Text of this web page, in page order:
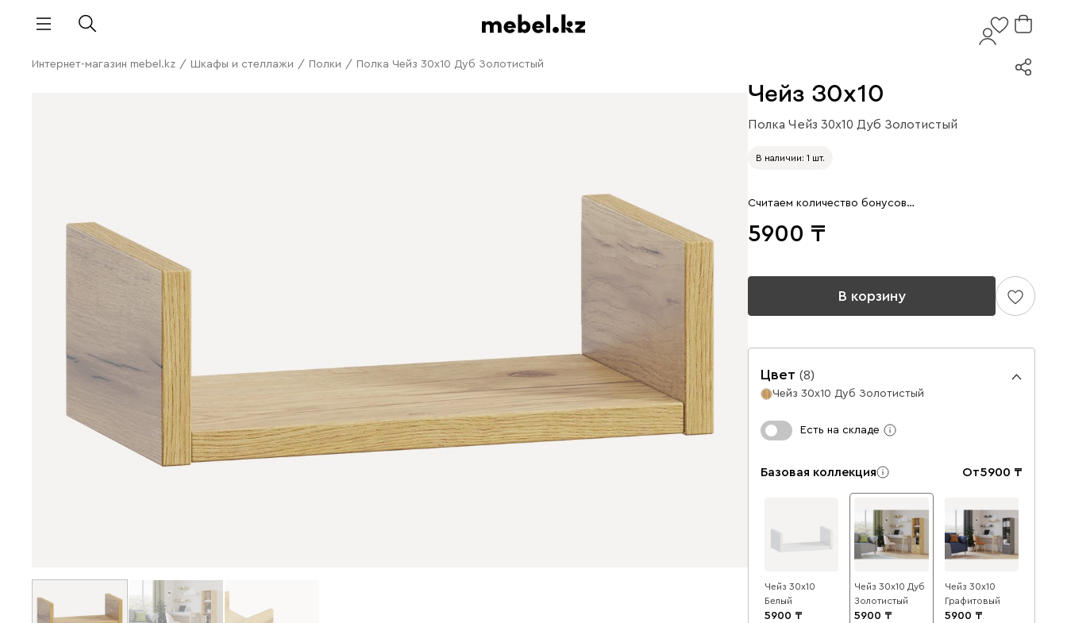
Интернет-магазин mebel.kz / Шкафы и стеллажи / Полки / Полка Чейз 30x10 Дуб Золотистый
Чейз 30x10
Полка Чейз 30x10 Дуб Золотистый
В наличии: 1 шт.
Считаем количество бонусов…
5900
В корзину
Цвет (8)
Чейз 30x10 Дуб Золотистый
Есть на складе
Базовая коллекция От5900
Чейз 30x10
Белый
5900
Чейз 30x10 Дуб
Золотистый
5900
Чейз 30x10
Графитовый
5900